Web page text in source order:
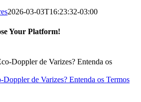
2026-03-03T16:23:32-03:00
Your Platform!
de Varizes? Entenda os Termos